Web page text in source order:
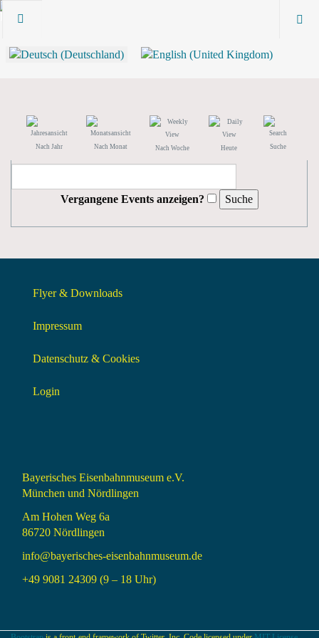
Nach Jahr Nach Monat Nach Woche Heute Suche
Vergangene Events anzeigen?
Flyer & Downloads
Impressum
Datenschutz & Cookies
Login
Bayerisches Eisenbahnmuseum e.V.
München und Nördlingen
Am Hohen Weg 6a
86720 Nördlingen
info@bayerisches-eisenbahnmuseum.de
+49 9081 24309 (9 – 18 Uhr)